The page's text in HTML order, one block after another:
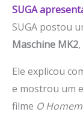
SUGA
SUGA postou
Maschine MK2
Ele explicou
e mostrou um
filme O